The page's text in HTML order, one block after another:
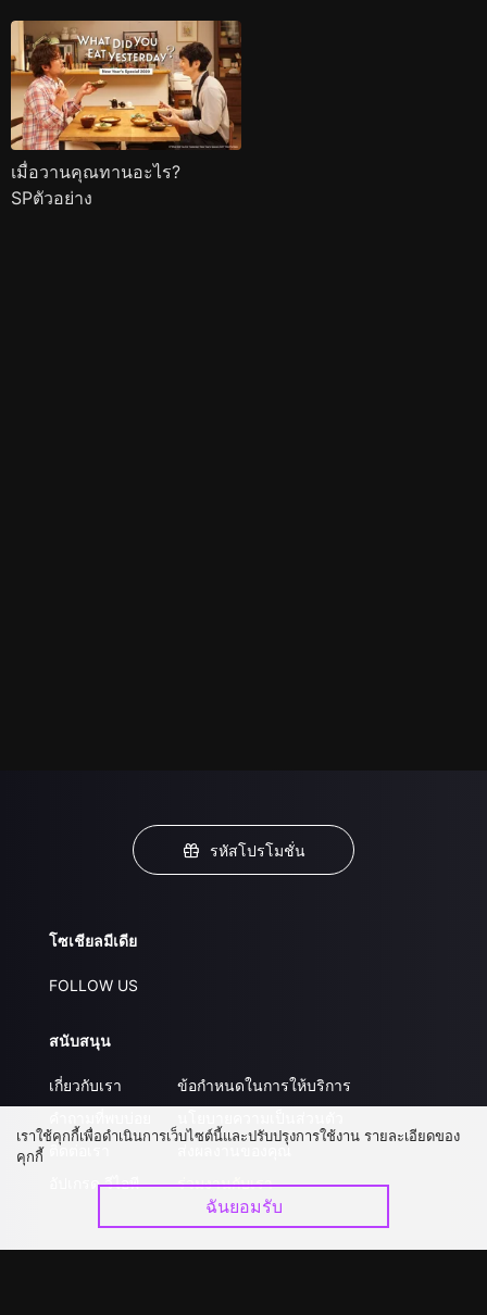
เมื่อวานคุณทานอะไร?
SPตัวอย่าง
รหัสโปรโมชั่น
โซเชียลมีเดีย
FOLLOW US
สนับสนุน
เกี่ยวกับเรา
ติดต่อเรา
อัปเกรด วีไอพี
ข้อกำหนดในการให้บริการ
ส่งผลงานของคุณ
ร่วมงานกับเรา
เราใช้คุกกี้เพื่อดำเนินการเว็บไซต์นี้และปรับปรุงการใช้งาน รายละเอียดของ
คุกกี้
ฉันยอมรับ